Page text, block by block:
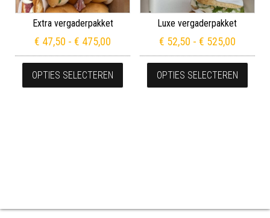
Extra vergaderpakket
€ 47,50 - € 475,00 Prijsklasse: € 47,50 tot € 475,00
OPTIES SELECTEREN
Dit product heeft meerdere
Luxe vergaderpakket
€ 52,50 - € 525,00
OPTIES SELECTEREN
Dit